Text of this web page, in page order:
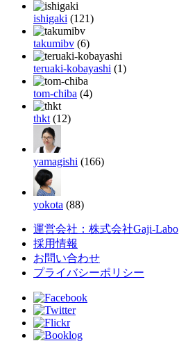
ishigaki (121)
takumibv (6)
teruaki-kobayashi (1)
tom-chiba (4)
thkt (12)
yamagishi (166)
yokota (88)
運営会社：株式会社Gaji-Labo
採用情報
お問い合わせ
プライバシーポリシー